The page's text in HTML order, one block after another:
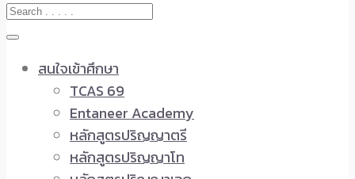
สนใจเข้าศึกษา
TCAS 69
Entaneer Academy
หลักสูตรปริญญาตรี
หลักสูตรปริญญาโท